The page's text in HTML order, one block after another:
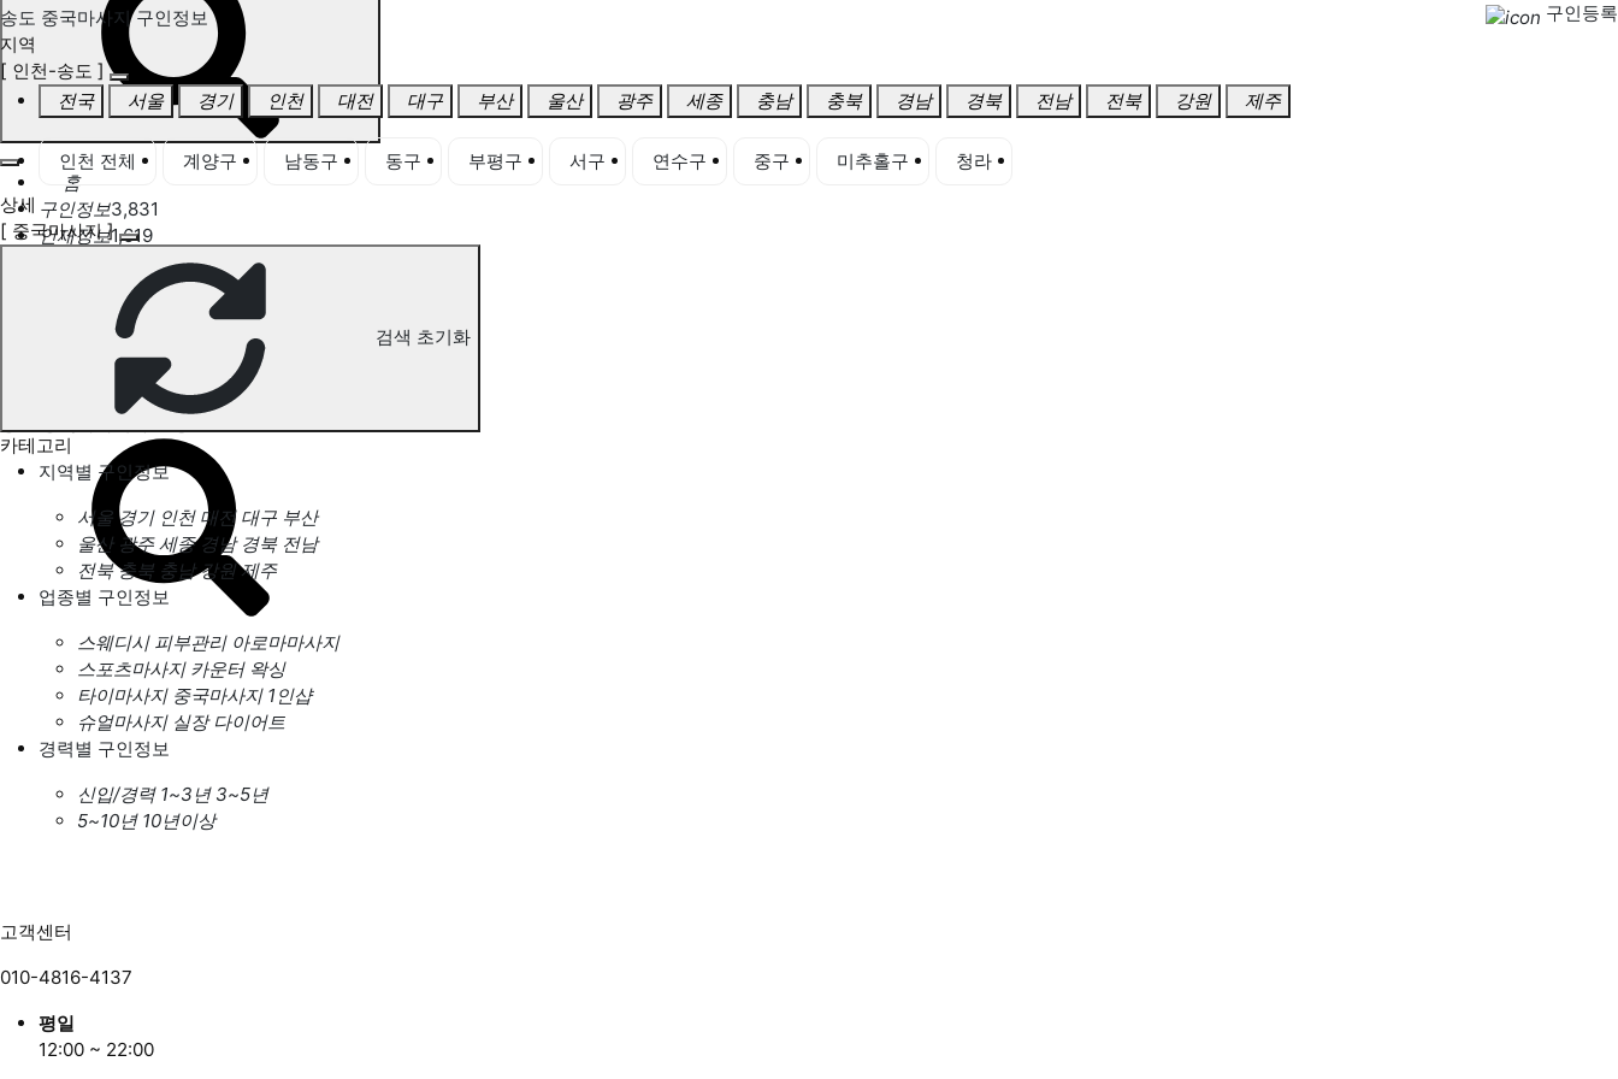
홈
구인정보3,831
인재정보1,619
고객센터
전국업체정보 마사지가이드
업체 서비스 관리
개인 서비스 관리
송도 중국마사지 구인정보
구인등록
지역
[ 인천-송도 ]
전국
서울 경기 인천 대전 대구 부산 울산 광주 세종 충남 충북 경남 경북 전남 전북 강원 제주
인천 전체 계양구 남동구 동구 부평구 서구 연수구 중구 미추홀구 청라
상세
[ 중국마사지 ]
검색 초기화
카테고리
지역별 구인정보
서울 경기 인천 대전 대구 부산
울산 광주 세종 경남 경북 전남
전북 충북 충남 강원 제주
업종별 구인정보
스웨디시 피부관리 아로마마사지
스포츠마사지 카운터 왁싱
타이마사지 중국마사지 1인샵
슈얼마사지 실장 다이어트
경력별 구인정보
신입/경력 1~3년 3~5년
5~10년 10년이상
고객센터
010-4816-4137
평일
12:00 ~ 22:00